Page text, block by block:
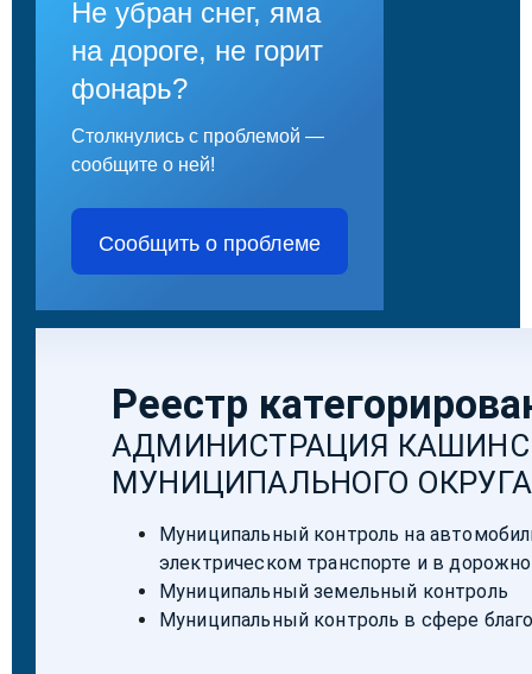
Не убран снег, яма
на дороге, не горит
фонарь?
Столкнулись с проблемой —
сообщите о ней!
Сообщить о проблеме